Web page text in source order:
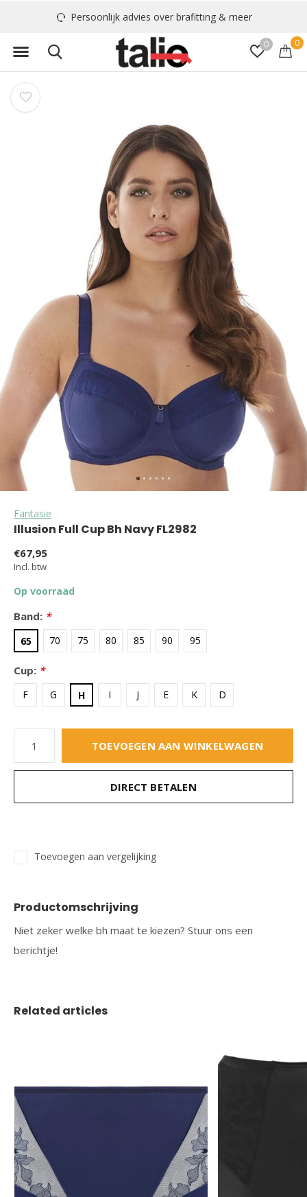
0 0
Persoonlijk advies over brafitting & meer
Fantasie
Illusion Full Cup Bh Navy FL2982
€67,95
Incl. btw
Op voorraad
Band: *
65 70 75 80 85 90 95
Cup: *
F G H I J E K D
TOEVOEGEN AAN WINKELWAGEN
DIRECT BETALEN
Toevoegen aan vergelijking
Productomschrijving
Niet zeker welke bh maat te kiezen? Stuur ons een
berichtje!
Related articles